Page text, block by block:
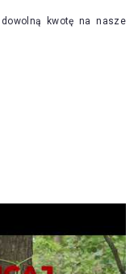
kwotę na nasze